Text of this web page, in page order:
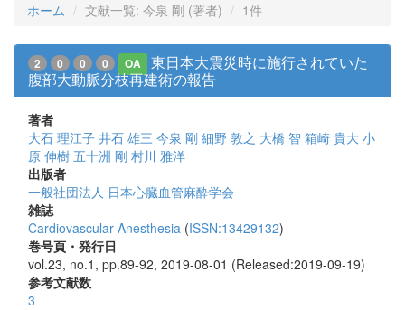
ホーム 文献一覧: 今泉 剛 (著者) 1件
2 0 0 0 OA
東日本大震災時に施行されていた
腹部大動脈分枝再建術の報告
著者
大石 理江子 井石 雄三 今泉 剛 細野 敦之 大橋 智 箱崎 貴大 小
原 伸樹 五十洲 剛 村川 雅洋
出版者
一般社団法人 日本心臓血管麻酔学会
雑誌
Cardiovascular Anesthesia (ISSN:13429132)
巻号頁・発行日
vol.23, no.1, pp.89-92, 2019-08-01 (Released:2019-09-19)
参考文献数
3